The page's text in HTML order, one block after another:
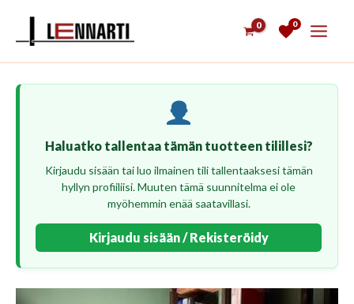
0
Haluatko tallentaa tämän tuotteen tilillesi?
Kirjaudu sisään tai luo ilmainen tili tallentaaksesi tämän
hyllyn profiiliisi. Muuten tämä suunnitelma ei ole
myöhemmin enää saatavillasi.
Kirjaudu sisään / Rekisteröidy